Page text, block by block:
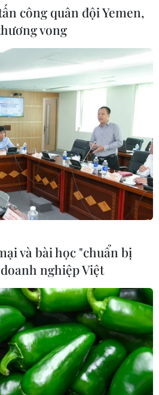
công quân đội Yemen,
vong
và bài học "chuẩn bị
nghiệp Việt